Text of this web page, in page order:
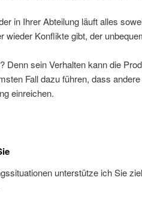
in Ihrer Abteilung läuft alles
wieder Konflikte gibt, der
Denn sein Verhalten kann die
Fall dazu führen, dass
einreichen.
unterstütze ich Sie